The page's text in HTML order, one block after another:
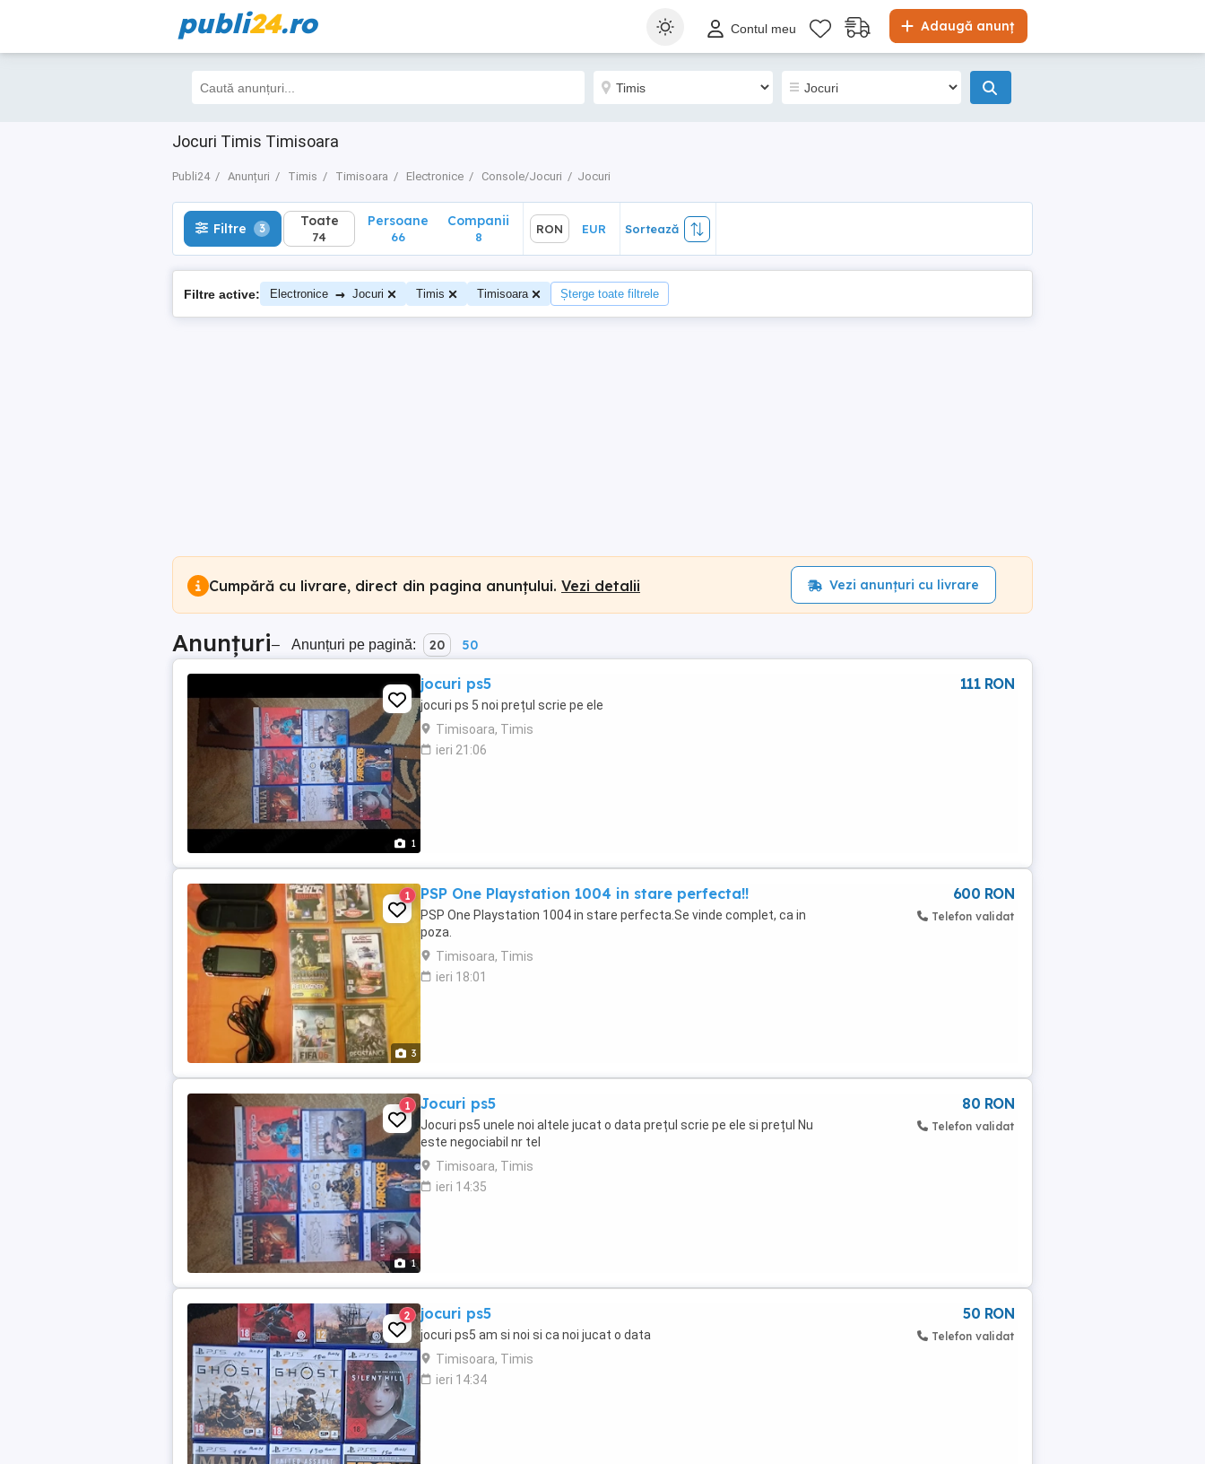
publi24.ro Adaugă anunț
Contul meu
Jocuri Timis Timisoara
Publi24 Anunțuri Timis Timisoara Electronice Console/Jocuri Jocuri
Filtre 3 Toate
74
Sortează
Filtre 3 Toate
74
Persoane
66
Companii
8
RON EUR Sortează
Filtre active: Electronice → Jocuri Timis Timisoara Șterge toate filtrele
Cumpără cu livrare, direct din pagina anunțului. Vezi detalii Vezi anunțuri cu livrare
Anunțuri– Anunțuri pe pagină: 20 50
1
jocuri ps5
jocuri ps 5 noi prețul scrie pe ele
Timisoara, Timis
ieri 21:06
111 RON
3
1 PSP One Playstation 1004 in stare perfecta!!
PSP One Playstation 1004 in stare perfecta.Se vinde complet, ca in
poza.
Timisoara, Timis
ieri 18:01
600 RON
Telefon validat
1
1 Jocuri ps5
Jocuri ps5 unele noi altele jucat o data prețul scrie pe ele si prețul Nu
este negociabil nr tel
Timisoara, Timis
ieri 14:35
80 RON
Telefon validat
2 jocuri ps5
jocuri ps5 am si noi si ca noi jucat o data
Timisoara, Timis
ieri 14:34
50 RON
Telefon validat